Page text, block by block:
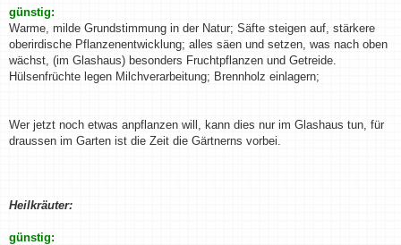
günstig:
Warme, milde Grundstimmung in der Natur; Säfte steigen auf, stärkere
oberirdische Pflanzenentwicklung; alles säen und setzen, was nach oben
wächst, (im Glashaus) besonders Fruchtpflanzen und Getreide.
Hülsenfrüchte legen Milchverarbeitung; Brennholz einlagern;
Wer jetzt noch etwas anpflanzen will, kann dies nur im Glashaus tun, für
draussen im Garten ist die Zeit die Gärtnerns vorbei.
Heilkräuter:
günstig: